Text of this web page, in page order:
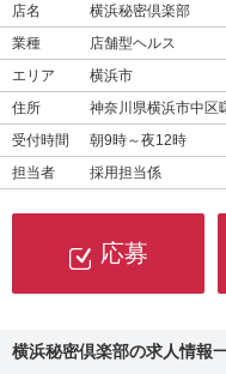
店名
横浜秘密倶楽部
業種
店舗型ヘルス
エリア
横浜市
住所
神奈川県横浜市中区
受付時間
朝9時～夜12時
担当者
採用担当係
応募
横浜秘密倶楽部の求人情報